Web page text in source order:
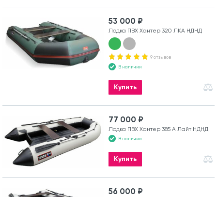
53 000 ₽
Лодка ПВХ Хантер 320 ЛКА НДНД
9 отзывов
В наличии
Купить
77 000 ₽
Лодка ПВХ Хантер 385 А Лайт НДНД
В наличии
Купить
56 000 ₽